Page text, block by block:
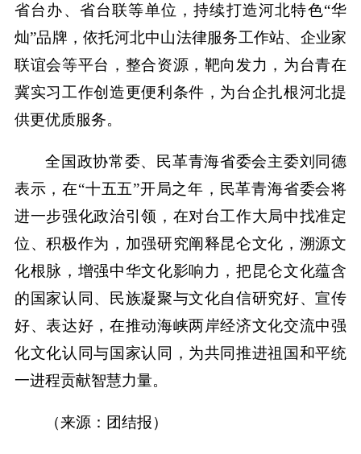
省台办、省台联等单位，持续打造河北特色“华
灿”品牌，依托河北中山法律服务工作站、企业家
联谊会等平台，整合资源，靶向发力，为台青在
冀实习工作创造更便利条件，为台企扎根河北提
供更优质服务。
全国政协常委、民革青海省委会主委刘同德
表示，在“十五五”开局之年，民革青海省委会将
进一步强化政治引领，在对台工作大局中找准定
位、积极作为，加强研究阐释昆仑文化，溯源文
化根脉，增强中华文化影响力，把昆仑文化蕴含
的国家认同、民族凝聚与文化自信研究好、宣传
好、表达好，在推动海峡两岸经济文化交流中强
化文化认同与国家认同，为共同推进祖国和平统
一进程贡献智慧力量。
（来源：团结报）